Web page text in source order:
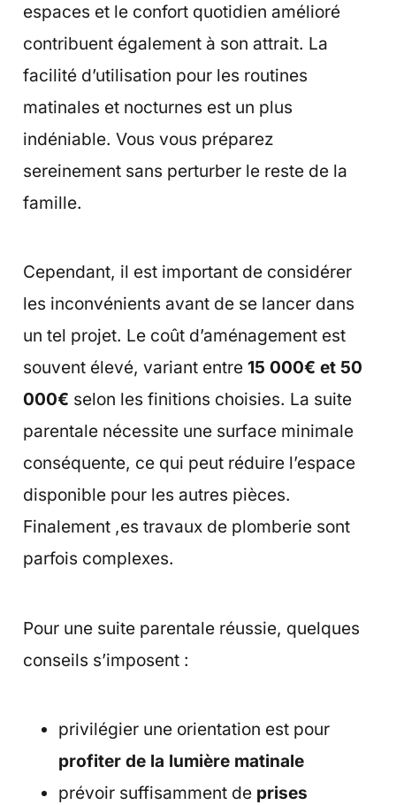
espaces et le confort quotidien amélioré
contribuent également à son attrait. La
facilité d’utilisation pour les routines
matinales et nocturnes est un plus
indéniable. Vous vous préparez
sereinement sans perturber le reste de la
famille.
Cependant, il est important de considérer
les inconvénients avant de se lancer dans
un tel projet. Le coût d’aménagement est
souvent élevé, variant entre 15 000€ et 50
000€ selon les finitions choisies. La suite
parentale nécessite une surface minimale
conséquente, ce qui peut réduire l’espace
disponible pour les autres pièces.
Finalement ,es travaux de plomberie sont
parfois complexes.
Pour une suite parentale réussie, quelques
conseils s’imposent :
privilégier une orientation est pour
profiter de la lumière matinale
prévoir suffisamment de prises